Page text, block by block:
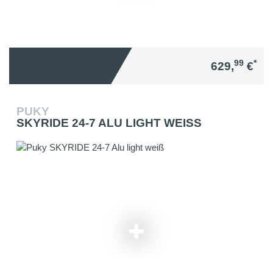
629,99 €*
PUKY
SKYRIDE 24-7 ALU LIGHT WEISS